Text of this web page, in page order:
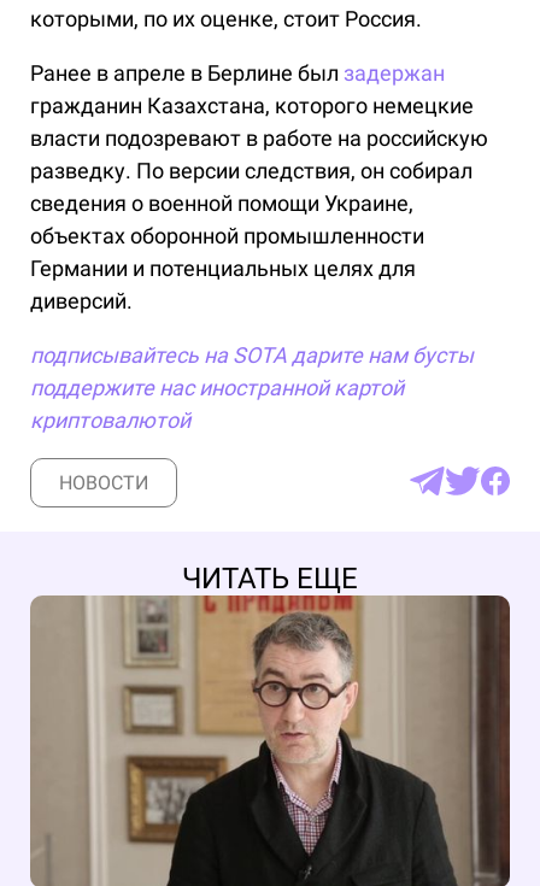
которыми, по их оценке, стоит Россия.
Ранее в апреле в Берлине был задержан
гражданин Казахстана, которого немецкие
власти подозревают в работе на российскую
разведку. По версии следствия, он собирал
сведения о военной помощи Украине,
объектах оборонной промышленности
Германии и потенциальных целях для
диверсий.
подписывайтесь на SOTA дарите нам бусты
поддержите нас иностранной картой
криптовалютой
НОВОСТИ
ЧИТАТЬ ЕЩЕ